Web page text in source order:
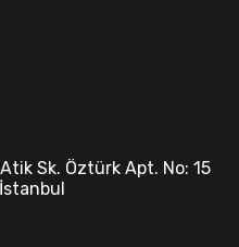
Sk. Öztürk Apt. No: 15